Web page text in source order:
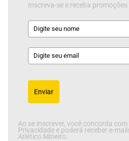
Inscreva-se e receba
Enviar
Ao se inscrever, você concorda
Privacidade e poderá receber e-
Atlético Mineiro.